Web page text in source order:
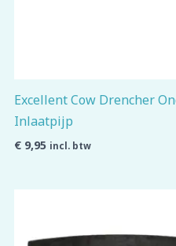
Excellent Cow Drencher
Inlaatpijp
€ 9,95 incl. btw